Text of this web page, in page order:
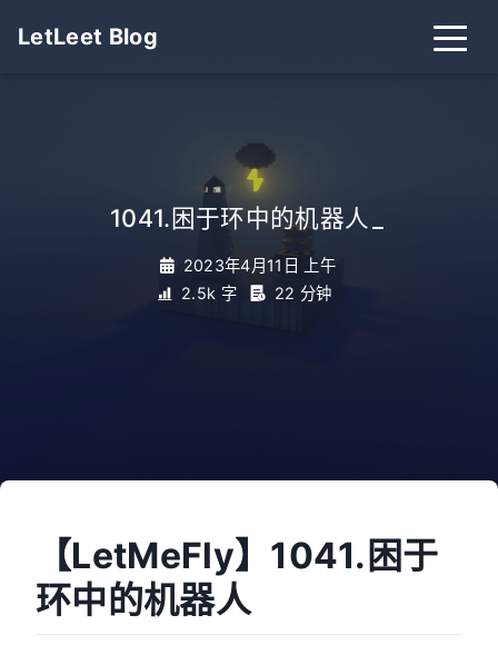
LetLeet Blog
1041.困于环中的机器人
2023年4月11日 上午
2.5k 字
22 分钟
【LetMeFly】1041.困于
环中的机器人